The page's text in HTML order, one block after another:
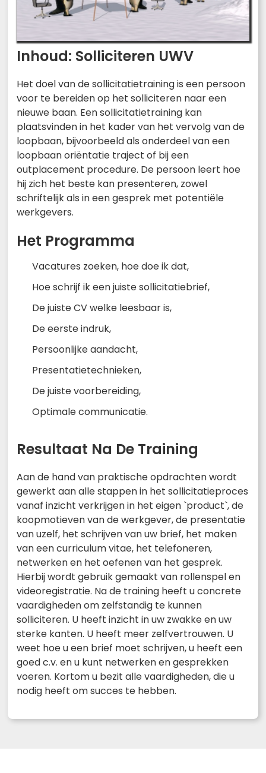
Inhoud: Solliciteren UWV
Het doel van de sollicitatietraining is een persoon
voor te bereiden op het solliciteren naar een
nieuwe baan. Een sollicitatietraining kan
plaatsvinden in het kader van het vervolg van de
loopbaan, bijvoorbeeld als onderdeel van een
loopbaan oriëntatie traject of bij een
outplacement procedure. De persoon leert hoe
hij zich het beste kan presenteren, zowel
schriftelijk als in een gesprek met potentiële
werkgevers.
Het Programma
Vacatures zoeken, hoe doe ik dat,
Hoe schrijf ik een juiste sollicitatiebrief,
De juiste CV welke leesbaar is,
De eerste indruk,
Persoonlijke aandacht,
Presentatietechnieken,
De juiste voorbereiding,
Optimale communicatie.
Resultaat Na De Training
Aan de hand van praktische opdrachten wordt
gewerkt aan alle stappen in het sollicitatieproces
vanaf inzicht verkrijgen in het eigen `product`, de
koopmotieven van de werkgever, de presentatie
van uzelf, het schrijven van uw brief, het maken
van een curriculum vitae, het telefoneren,
netwerken en het oefenen van het gesprek.
Hierbij wordt gebruik gemaakt van rollenspel en
videoregistratie. Na de training heeft u concrete
vaardigheden om zelfstandig te kunnen
solliciteren. U heeft inzicht in uw zwakke en uw
sterke kanten. U heeft meer zelfvertrouwen. U
weet hoe u een brief moet schrijven, u heeft een
goed c.v. en u kunt netwerken en gesprekken
voeren. Kortom u bezit alle vaardigheden, die u
nodig heeft om succes te hebben.